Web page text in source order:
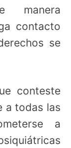
manera
contacto
se
conteste
a todas las
a